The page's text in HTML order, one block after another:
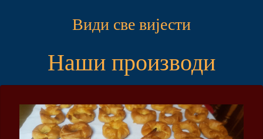
Види све вијести
Наши производи